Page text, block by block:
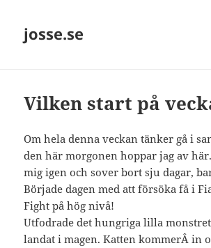
josse.se
Vilken start på
Om hela denna veckan tänker gå i
den här morgonen hoppar jag av
mig igen och sover bort sju dagar,
Började dagen med att försöka få i
Fight på hög nivå!
Utfodrade det hungriga lilla
landat i magen. Katten kommerÂ in